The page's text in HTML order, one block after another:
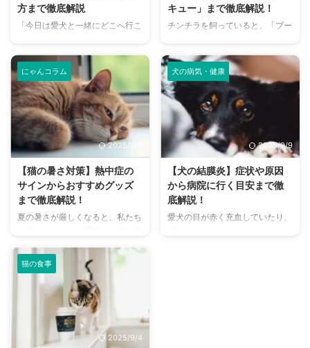
方まで徹底解説
「今日は愛犬と一緒にどこへ行こ
か？大阪には、広大な敷地でのび
のびと遊べるドッグランから、都
心でアクセスしやすい便利な施設
まで、魅力的なドッグランがたく
さんあります。 しかし、「初め
てドッグランに行くから不安」
「どの施設が愛犬に合っているか
わからない」という方も多いので
はないでしょうか。 この記事で
は、大阪府内にある人気のドッグ
ランを厳選し、料金、広さ、利用
条件、設備など、気になる情報を
網羅的に解説します。 さらに、
や、初心者でも安心して利用する
ための ...
キュー」まで徹底解説！
チンチラを飼っていると、「プー
まざまな鳴き声が聞こえてくるこ
とがありますよね。 チンチラは
犬や猫のように鳴き声で感情を表
現するため、その鳴き声の意味を
理解することは、愛チンチラとの
関係を深める上で非常に大切で
す。 この記事では、チンチラの
代表的な鳴き声の種類とその意味
を詳しく解説します。 さらに、
鳴き声からわかるストレスや病気
のサイン、チンチラが鳴く理由を
理解して良好な関係を築くための
ヒントもご紹介します。 この記
にゃんコラム
2025/9/9
【猫の暑さ対策】熱中症の
サインからおすすめグッズ
まで徹底解説！
夏の暑さが厳しくなると、私たち
になりますよね。特に猫は汗腺が
少なく、人間のように汗をかいて
体温を調節することが苦手なた
め、熱中症になりやすい動物で
す。 この記事では、猫の熱中症
の初期サインから、エアコンを使
わずにできる効果的な暑さ対策、
快適に過ごせるひんやりグッズの
犬の病気・健康
2025/9/9
【犬の結膜炎】症状や原因
から病院に行く目安まで徹
底解説！
愛犬の目が赤く充血していたり、
猫の食事
2025/9/4